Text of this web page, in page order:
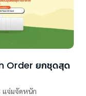
Order ยกชุดสุด
แจ่มจัดหนัก